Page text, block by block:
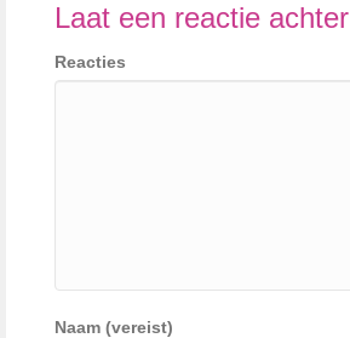
Laat een reactie achter
Reacties
Naam (vereist)